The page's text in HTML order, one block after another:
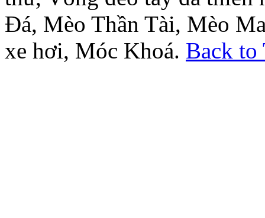
Đá, Mèo Thần Tài, Mèo
xe hơi, Móc Khoá. Back to